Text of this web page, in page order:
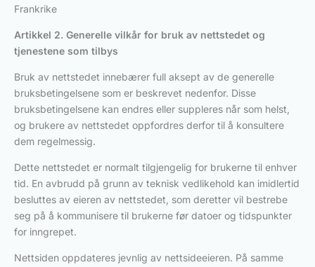
Frankrike
Artikkel 2. Generelle vilkår for bruk av nettstedet og
tjenestene som tilbys
Bruk av nettstedet innebærer full aksept av de generelle
bruksbetingelsene som er beskrevet nedenfor. Disse
bruksbetingelsene kan endres eller suppleres når som helst,
og brukere av nettstedet oppfordres derfor til å konsultere
dem regelmessig.
Dette nettstedet er normalt tilgjengelig for brukerne til enhver
tid. En avbrudd på grunn av teknisk vedlikehold kan imidlertid
besluttes av eieren av nettstedet, som deretter vil bestrebe
seg på å kommunisere til brukerne før datoer og tidspunkter
for inngrepet.
Nettsiden oppdateres jevnlig av nettsideeieren. På samme